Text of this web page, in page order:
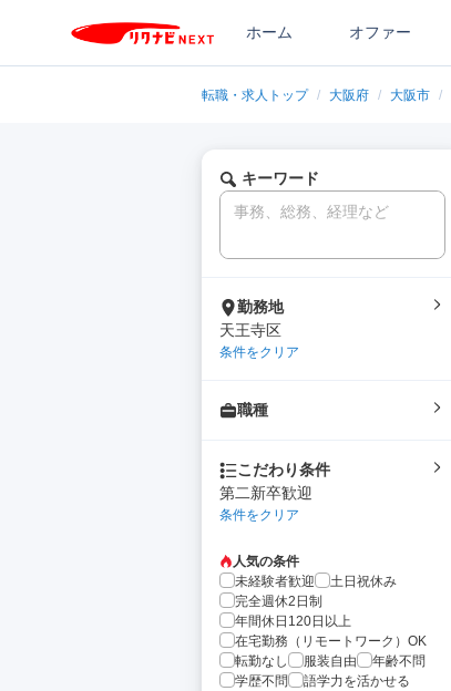
ホーム オファー
転職・求人トップ / 大阪府 / 大阪市 /
キーワード
勤務地
天王寺区
条件をクリア
職種
こだわり条件
第二新卒歓迎
条件をクリア
人気の条件
未経験者歓迎
土日祝休み
完全週休2日制
年間休日120日以上
在宅勤務（リモートワーク）OK
転勤なし
服装自由
年齢不問
学歴不問
語学力を活かせる